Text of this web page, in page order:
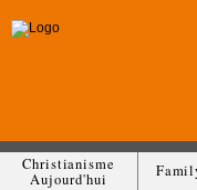
Christianisme
Aujourd'hui